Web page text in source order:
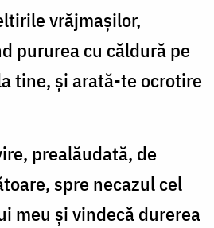
vrăjmașilor,
pururea cu căldură pe
tine, și arată-te ocrotire
prealăudată, de
spre necazul cel
meu și vindecă durerea